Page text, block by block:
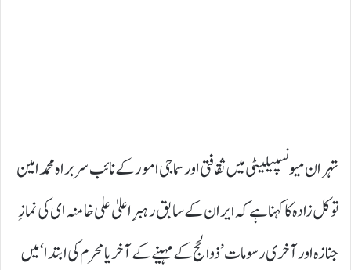
تہران میونسپیلیٹی میں ثقافتی اور سماجی امور کے نائب سربراہ محمد امین
توکل زادہ کا کہنا ہے کہ ایران کے سابق رہبرِ اعلیٰ علی خامنہ ای کی نمازِ
جنازہ اور آخری رسومات ’ذوالحج کے مہینے کے آخر یا محرم کی ابتدا‘ میں